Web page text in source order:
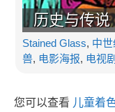
历史与传说
Stained Glass, 中
兽, 电影海报, 电视剧
您可以查看 儿童着